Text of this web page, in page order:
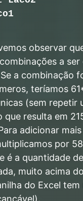
observar
a ser
a combinação
teríamos
(sem repetir
que resulta em
adicionar
por
é a quantidade
muito acima
do Excel